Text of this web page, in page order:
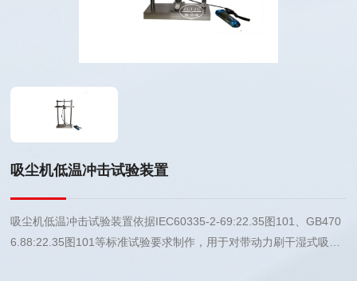
吸尘机低温冲击试验装置
吸尘机低温冲击试验装置依据IEC60335-2-69:22.35图101、GB470
6.88:22.35图101等标准试验要求制作，用于对带动力刷干湿式吸尘